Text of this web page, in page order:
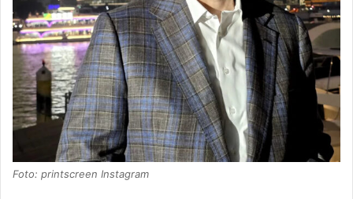
Foto: printscreen Instagram